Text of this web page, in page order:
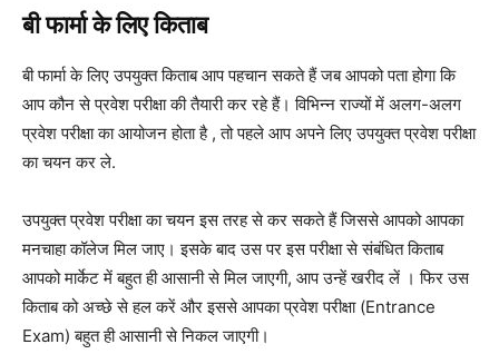
बी फार्मा के लिए किताब
बी फार्मा के लिए उपयुक्त किताब आप पहचान सकते हैं जब आपको पता होगा कि
आप कौन से प्रवेश परीक्षा की तैयारी कर रहे हैं। विभिन्न राज्यों में अलग-अलग
प्रवेश परीक्षा का आयोजन होता है , तो पहले आप अपने लिए उपयुक्त प्रवेश परीक्षा
का चयन कर ले.
उपयुक्त प्रवेश परीक्षा का चयन इस तरह से कर सकते हैं जिससे आपको आपका
मनचाहा कॉलेज मिल जाए। इसके बाद उस पर इस परीक्षा से संबंधित किताब
आपको मार्केट में बहुत ही आसानी से मिल जाएगी, आप उन्हें खरीद लें । फिर उस
किताब को अच्छे से हल करें और इससे आपका प्रवेश परीक्षा (Entrance
Exam) बहुत ही आसानी से निकल जाएगी।